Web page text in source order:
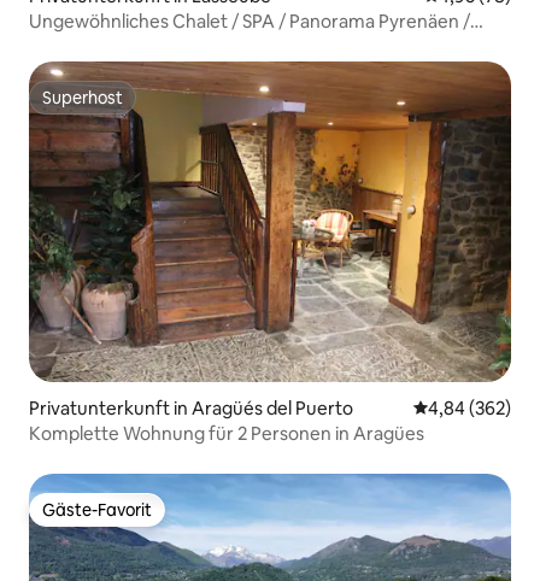
Ungewöhnliches Chalet / SPA / Panorama Pyrenäen /
Superhost
Superhost
Privatunterkunft in Aragüés del Puerto
4,84 (362)
Komplette Wohnung für 2 Personen in Aragües
Gäste-Favorit
Gäste-Favorit